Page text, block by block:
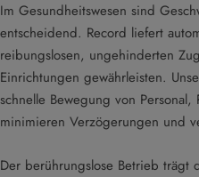
Im Gesundheitswesen sind
entscheidend. Record liefert
reibungslosen, ungehinderten
Einrichtungen gewährleisten.
schnelle Bewegung von
minimieren Verzögerungen und
Der berührungslose Betrieb